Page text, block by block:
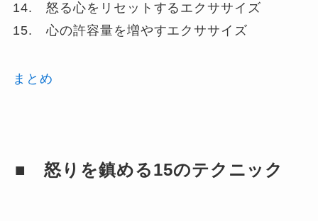
14. 怒る心をリセットするエクササイズ
15. 心の許容量を増やすエクササイズ
まとめ
■ 怒りを鎮める15のテクニック